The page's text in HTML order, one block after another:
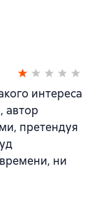
интереса
автор
претендуя
ни